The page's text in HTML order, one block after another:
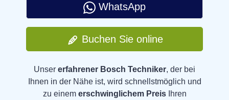
WhatsApp
Buchen Sie online
Unser erfahrener Bosch Techniker, der bei
Ihnen in der Nähe ist, wird schnellstmöglich und
zu einem erschwinglichem PreisIhren